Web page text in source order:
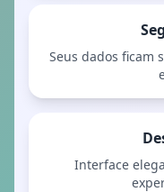
Seus dados ficam
Interface